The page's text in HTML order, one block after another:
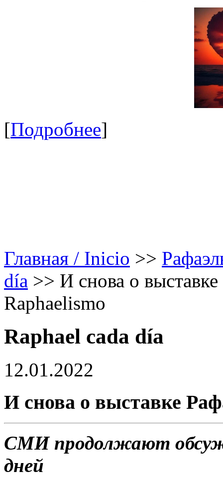
[Подробнее]
Главная / Inicio >>
día >> И снова о
Raphaelismo
Raphael cada día
12.01.2022
И снова о выставке
СМИ продолжают
дней